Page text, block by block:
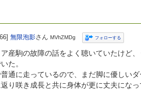
無限泡影さん MVhZMDg フォローする
産駒の故障の話をよく聴いていたけど
た。
通に走っているので、まだ脚に優しい
り咲き成長と共に身体が更に丈夫にな